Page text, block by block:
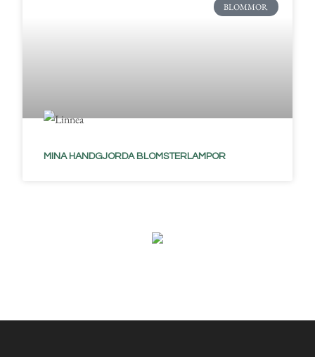
BLOMMOR
MINA HANDGJORDA BLOMSTERLAMPOR